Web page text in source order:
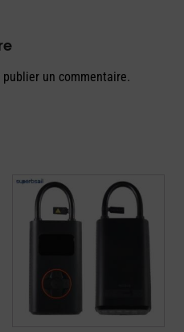
publier un commentaire.